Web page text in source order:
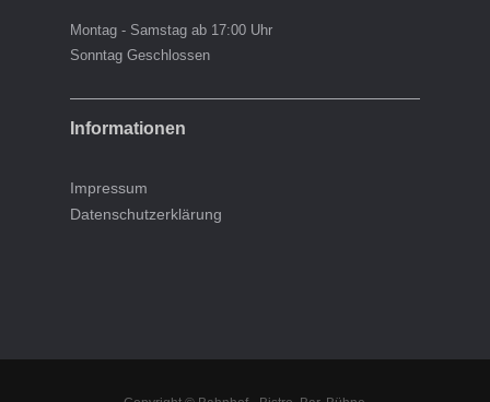
Montag - Samstag ab 17:00 Uhr
Sonntag Geschlossen
Informationen
Impressum
Datenschutzerklärung